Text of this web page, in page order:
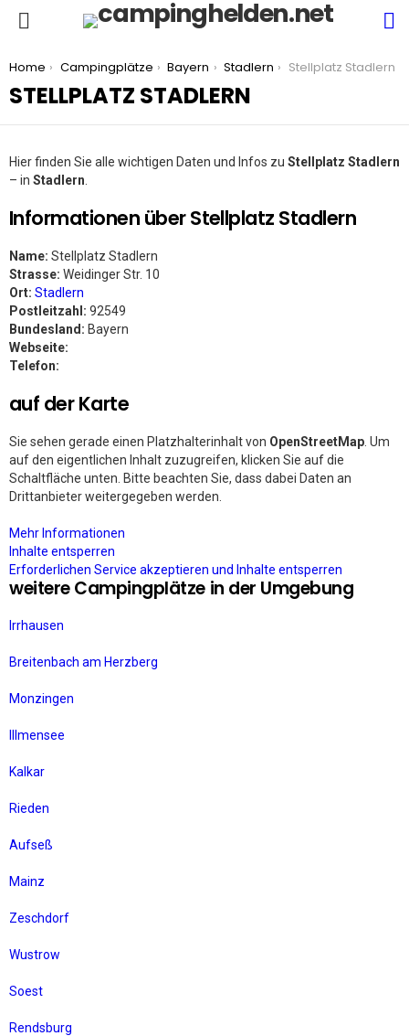
You are here:
Home Campingplätze Bayern Stadlern Stellplatz Stadlern
STELLPLATZ STADLERN
Hier finden Sie alle wichtigen Daten und Infos zu Stellplatz Stadlern
– in Stadlern
Informationen über Stellplatz Stadlern
Name: Stellplatz Stadlern
Strasse: Weidinger Str. 10
Ort: Stadlern
Postleitzahl: 92549
Bundesland: Bayern
Webseite:
Telefon:
auf der Karte
Sie sehen gerade einen Platzhalterinhalt von OpenStreetMap . Um
auf den eigentlichen Inhalt zuzugreifen, klicken Sie auf die
Schaltfläche unten. Bitte beachten Sie, dass dabei Daten an
Drittanbieter weitergegeben werden.
Mehr Informationen
Inhalte entsperren
Erforderlichen Service akzeptieren und Inhalte entsperren
weitere Campingplätze in der Umgebung
Irrhausen
Breitenbach am Herzberg
Monzingen
Illmensee
Kalkar
Rieden
Aufseß
Mainz
Zeschdorf
Wustrow
Soest
Rendsburg